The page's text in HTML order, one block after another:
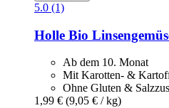
5.0 (1)
Holle Bio
Ab dem 10. Monat
Mit Karotten- &
Ohne Gluten &
1,99 € (9,05 € / kg)